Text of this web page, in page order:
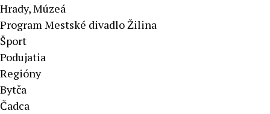
Hrady, Múzeá
Program Mestské divadlo Žilina
Šport
Podujatia
Regióny
Bytča
Čadca